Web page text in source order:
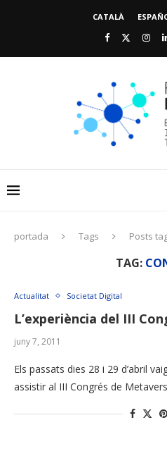
CATALÀ
portada Tags Posts
TAG:
Actualitat Societat Digital
L’experiència del III
juny 7, 2011
Els passats dies 28 i 29 d’abril
assistir al III Congrés de